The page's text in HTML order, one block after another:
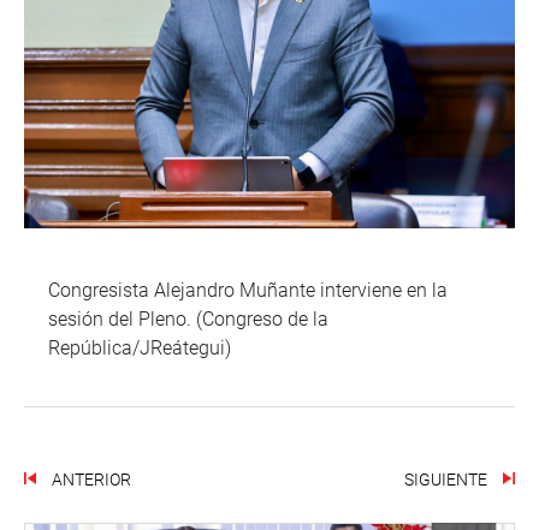
Congresista Alejandro Muñante interviene en la
sesión del Pleno. (Congreso de la
República/JReátegui)
ANTERIOR SIGUIENTE